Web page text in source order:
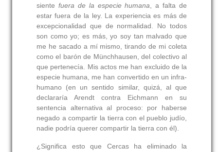
siente fuera de la especie humana, a falta de
estar fuera de la ley. La experiencia es más de
excepcionalidad que de normalidad. No todos
son como yo; es más, yo soy tan malvado que
me he sacado a mí mismo, tirando de mi coleta
como el barón de Münchhausen, del colectivo al
que pertenecía. Mis actos me han excluido de la
especie humana, me han convertido en un infra-
humano (en un sentido similar, quizá, al que
declararía Arendt contra Eichmann en su
sentencia alternativa al proceso: por haberse
negado a compartir la tierra con el pueblo judío,
nadie podría querer compartir la tierra con él).
¿Significa esto que Cercas ha eliminado la